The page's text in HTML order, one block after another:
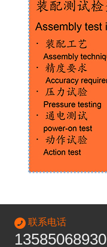
联系电话
13585068930